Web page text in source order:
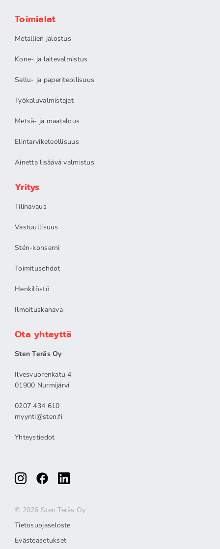
Toimialat
Metallien jalostus
Kone- ja laitevalmistus
Sellu- ja paperiteollisuus
Työkaluvalmistajat
Metsä- ja maatalous
Elintarviketeollisuus
Ainetta lisäävä valmistus
Yritys
Tilinavaus
Vastuullisuus
Stén-konserni
Toimitusehdot
Henkilöstö
Ilmoituskanava
Ota yhteyttä
Sten Teräs Oy
Ilvesvuorenkatu 4
01900 Nurmijärvi
0207 434 610
myynti@sten.fi
Yhteystiedot
© 2026 Sten Teräs Oy
Tietosuojaseloste
Evästeasetukset